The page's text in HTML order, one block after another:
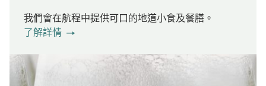
我們會在航程中提供可口的地道小食及餐膳。
了解詳情